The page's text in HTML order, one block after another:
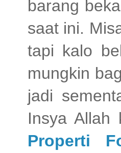
barang
saat ini.
tapi kalo
mungkin
jadi
Insya
Properti